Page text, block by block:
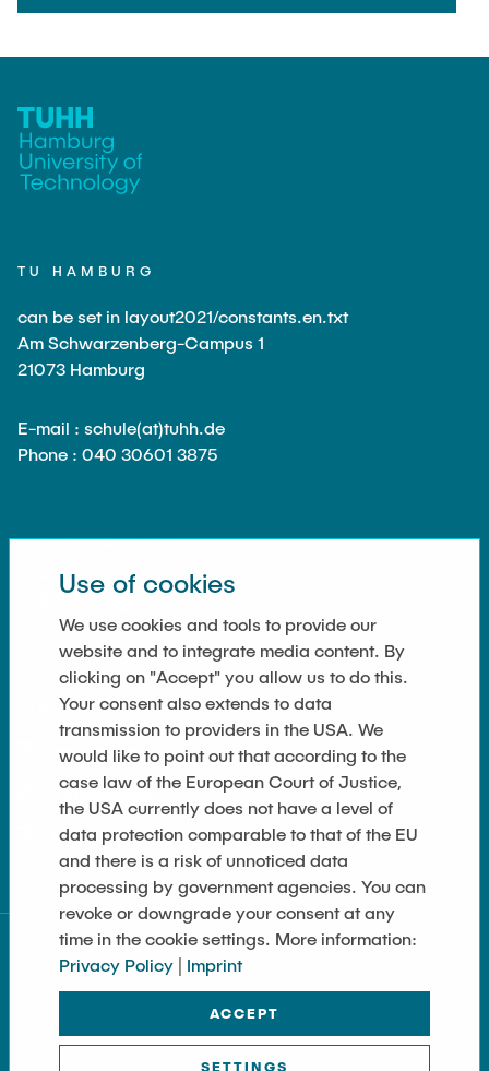
TU HAMBURG
can be set in layout2021/constants.en.txt
Am Schwarzenberg-Campus 1
21073 Hamburg
E-mail : schule(at)tuhh.de
Phone : 040 30601 3875
SOCIAL MEDIA
LINKS
Impressum
Datenschutz
Cookie-Einstellungen
Use of cookies
We use cookies and tools to provide our
website and to integrate media content. By
clicking on "Accept" you allow us to do this.
Your consent also extends to data
transmission to providers in the USA. We
would like to point out that according to the
case law of the European Court of Justice,
the USA currently does not have a level of
data protection comparable to that of the EU
and there is a risk of unnoticed data
processing by government agencies. You can
revoke or downgrade your consent at any
time in the cookie settings. More information:
Privacy Policy | Imprint
ACCEPT
SETTINGS